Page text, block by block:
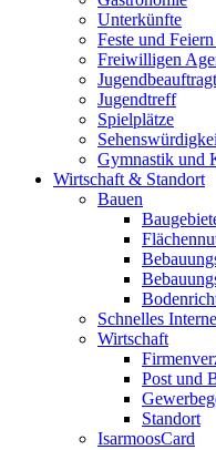
Unterkünfte
Feste und
Freiwilligen
Jugendtreff
Spielplätze
Gymnastik und
Wirtschaft & Standort
Bauen
Schnelles
Wirtschaft
Post und
Standort
IsarmoosCard